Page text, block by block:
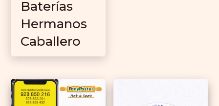
Baterías
Hermanos
Caballero